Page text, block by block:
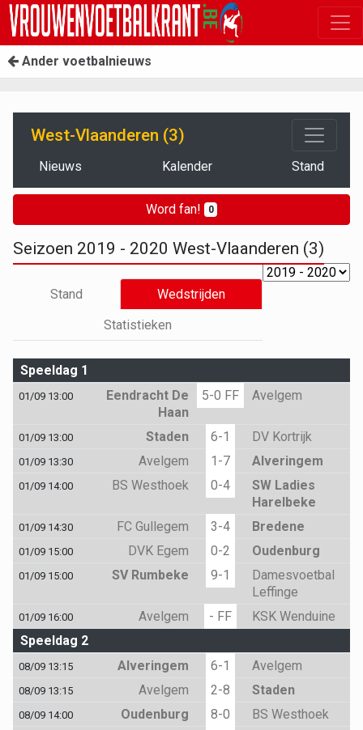
Ander voetbalnieuws
West-Vlaanderen (3)
Nieuws Kalender Stand
Word fan! 0
Seizoen 2019 - 2020 West-Vlaanderen (3)
Stand
Wedstrijden
Statistieken
Speeldag 1
01/09 13:00
Eendracht De
Haan
5-0 FF Avelgem
01/09 13:00 Staden 6-1 DV Kortrijk
01/09 13:30 Avelgem 1-7 Alveringem
01/09 14:00 BS Westhoek 0-4
SW Ladies
Harelbeke
01/09 14:30 FC Gullegem 3-4 Bredene
01/09 15:00 DVK Egem 0-2 Oudenburg
01/09 15:00 SV Rumbeke 9-1
Damesvoetbal
Leffinge
01/09 16:00 Avelgem - FF
KSK Wenduine
Speeldag 2
08/09 13:15 Alveringem 6-1 Avelgem
08/09 13:15 Avelgem 2-8 Staden
08/09 14:00 Oudenburg 8-0 BS Westhoek